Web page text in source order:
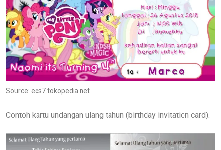
Source: ecs7.tokopedia.net
Contoh kartu undangan ulang tahun (birthday invitation card).